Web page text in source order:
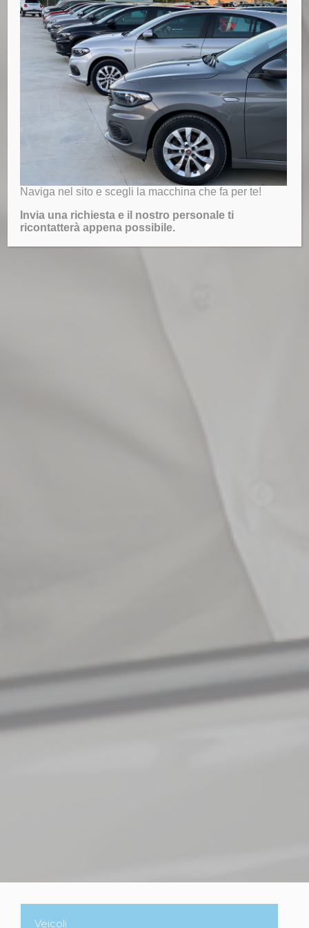
Veicoli
Naviga nel sito e scegli la macchina che fa per te!
Invia una richiesta e il nostro personale ti
ricontatterà appena possibile.